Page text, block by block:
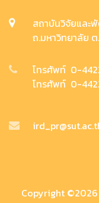
สถาบันวิจัยและพั
ถ.มหาวิทยาลัย
โทรศัพท์ 0-
โทรศัพท์ 0-
Copyright ©